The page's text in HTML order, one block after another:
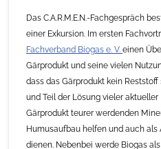
Das C.A.R.M.E.N.-Fachgespräch
einer Exkursion. Im ersten
Fachverband Biogas e. V.einen
Gärprodukt und seine vielen
dass das Gärprodukt kein
und Teil der Lösung vieler
Gärprodukt teurer werdenden
Humusaufbau helfen und auch
dienen. Nebenbei werde Biogas